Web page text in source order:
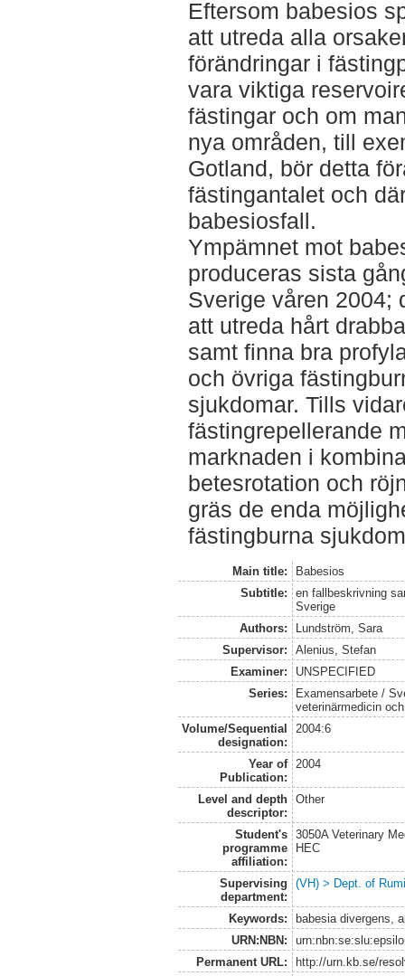
Eftersom babesios
att utreda alla
förändringar i
vara viktiga
fästingar och om
nya områden, till
Gotland, bör detta
fästingantalet och
babesiosfall.
Ympämnet mot
produceras sista
Sverige våren 2004;
att utreda hårt
samt finna bra
och övriga
sjukdomar. Tills
fästingrepellerande
marknaden i
betesrotation och
gräs de enda
fästingburna
Main title:
Babesios
Subtitle:
en fallbeskrivning
Sverige
Authors:
Lundström, Sara
Supervisor:
Alenius, Stefan
Examiner:
UNSPECIFIED
Series:
Examensarbete /
veterinärmedicin
Volume/Sequential
designation:
2004:6
Year of
Publication:
2004
Level and depth
descriptor:
Other
Student's
programme
affiliation:
3050A Veterinary
HEC
Supervising
department:
(VH) > Dept. of
Keywords:
babesia divergens,
URN:NBN:
Permanent URL:
http://urn.kb.se/